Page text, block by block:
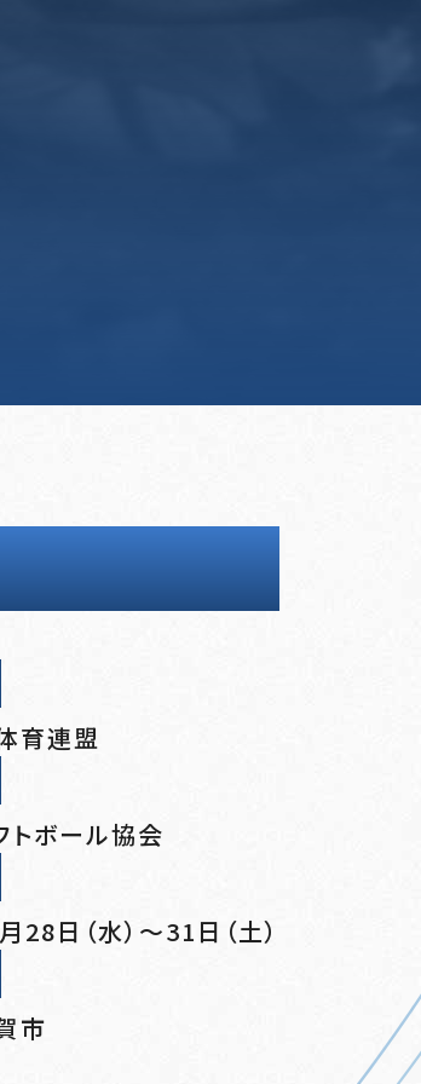
育連盟
トボール協会
日（水）～31日（土）
市